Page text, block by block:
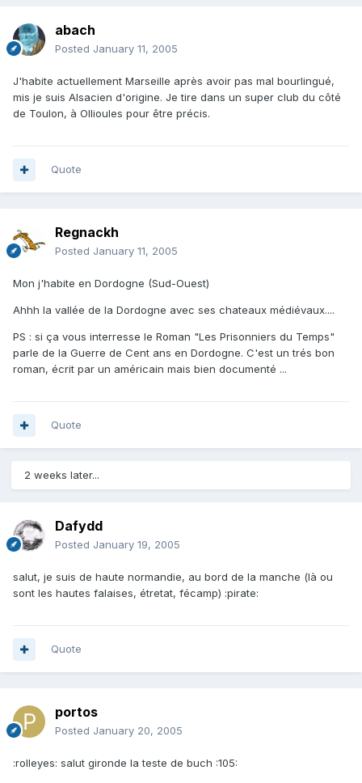
abach
Posted January 11, 2005
J'habite actuellement Marseille après avoir pas mal bourlingué,
mis je suis Alsacien d'origine. Je tire dans un super club du côté
de Toulon, à Ollioules pour être précis.
Quote
Regnackh
Posted January 11, 2005
Mon j'habite en Dordogne (Sud-Ouest)
Ahhh la vallée de la Dordogne avec ses chateaux médiévaux....
PS : si ça vous interresse le Roman "Les Prisonniers du Temps"
parle de la Guerre de Cent ans en Dordogne. C'est un trés bon
roman, écrit par un américain mais bien documenté ...
Quote
2 weeks later...
Dafydd
Posted January 19, 2005
salut, je suis de haute normandie, au bord de la manche (là ou
sont les hautes falaises, étretat, fécamp) :pirate:
Quote
portos
Posted January 20, 2005
:rolleyes: salut gironde la teste de buch :105: